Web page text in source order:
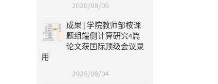
2026/08/06
成果 | 学院教师邹桉课
题组端侧计算研究4篇
论文获国际顶级会议录
用
2026/08/04